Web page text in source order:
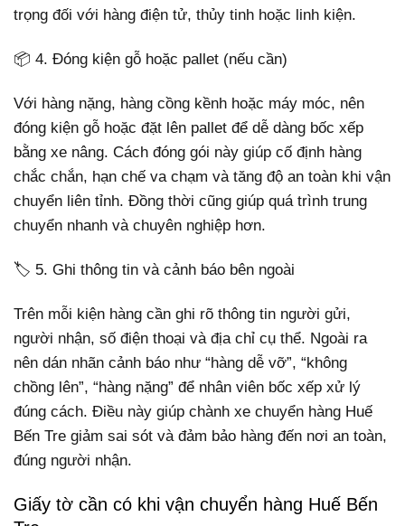
trọng đối với hàng điện tử, thủy tinh hoặc linh kiện.
📦 4. Đóng kiện gỗ hoặc pallet (nếu cần)
Với hàng nặng, hàng cồng kềnh hoặc máy móc, nên
đóng kiện gỗ hoặc đặt lên pallet để dễ dàng bốc xếp
bằng xe nâng. Cách đóng gói này giúp cố định hàng
chắc chắn, hạn chế va chạm và tăng độ an toàn khi vận
chuyển liên tỉnh. Đồng thời cũng giúp quá trình trung
chuyển nhanh và chuyên nghiệp hơn.
🏷️ 5. Ghi thông tin và cảnh báo bên ngoài
Trên mỗi kiện hàng cần ghi rõ thông tin người gửi,
người nhận, số điện thoại và địa chỉ cụ thể. Ngoài ra
nên dán nhãn cảnh báo như “hàng dễ vỡ”, “không
chồng lên”, “hàng nặng” để nhân viên bốc xếp xử lý
đúng cách. Điều này giúp chành xe chuyển hàng Huế
Bến Tre giảm sai sót và đảm bảo hàng đến nơi an toàn,
đúng người nhận.
Giấy tờ cần có khi vận chuyển hàng Huế Bến